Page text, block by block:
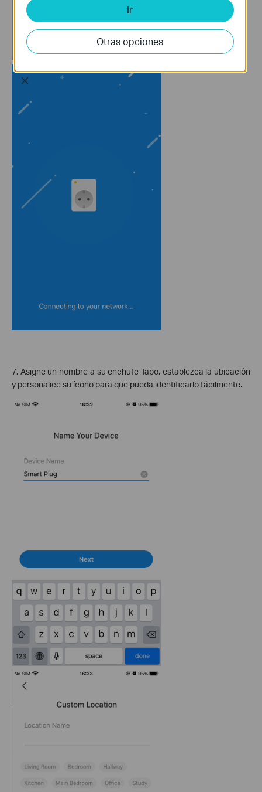
7. Asigne un nombre a su enchufe Tapo, establezca la ubicación
y personalice su ícono para que pueda identificarlo fácilmente.
Ir
Otras opciones